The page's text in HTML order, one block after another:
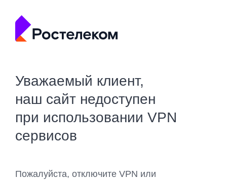
Уважаемый клиент,
наш сайт недоступен
при использовании VPN
сервисов
Пожалуйста, отключите VPN или